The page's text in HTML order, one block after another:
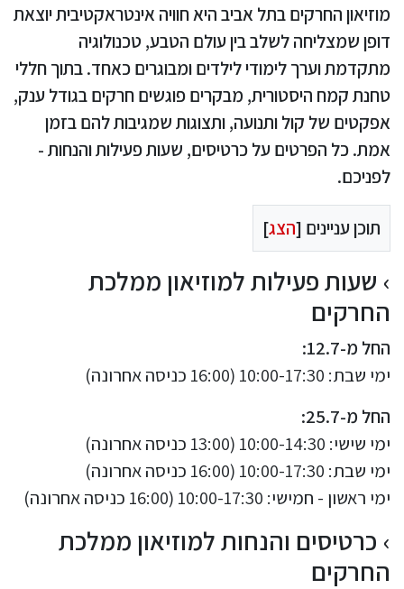
מוזיאון החרקים בתל אביב היא חוויה אינטראקטיבית יוצאת
דופן שמצליחה לשלב בין עולם הטבע, טכנולוגיה
מתקדמת וערך לימודי לילדים ומבוגרים כאחד. בתוך חללי
טחנת קמח היסטורית, מבקרים פוגשים חרקים בגודל ענק,
אפקטים של קול ותנועה, ותצוגות שמגיבות להם בזמן
אמת. כל הפרטים על כרטיסים, שעות פעילות והנחות -
לפניכם.
תוכן עניינים [הצג]
שעות פעילות למוזיאון ממלכת
החרקים
החל מ-12.7:
ימי שבת: 10:00-17:30 (16:00 כניסה אחרונה)
החל מ-25.7:
ימי שישי: 10:00-14:30 (13:00 כניסה אחרונה)
ימי שבת: 10:00-17:30 (16:00 כניסה אחרונה)
ימי ראשון - חמישי: 10:00-17:30 (16:00 כניסה אחרונה)
כרטיסים והנחות למוזיאון ממלכת
החרקים